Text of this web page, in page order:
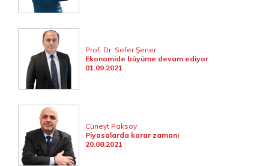
Prof. Dr. Sefer Şener
Ekonomide büyüme devam ediyor
01.09.2021
Cüneyt Paksoy
Piyasalarda karar zamanı
20.08.2021